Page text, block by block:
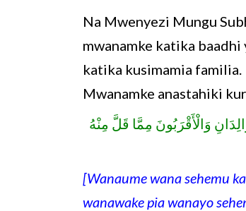
Na Mwenyezi Mungu
mwanamke katika baadhi
katika kusimamia familia.
Mwanamke anastahiki
وَالْأَقْرَبُونَ مِمَّا قَلَّ مِنْهُ
[Wanaume wana sehemu
wanawake pia wanayo